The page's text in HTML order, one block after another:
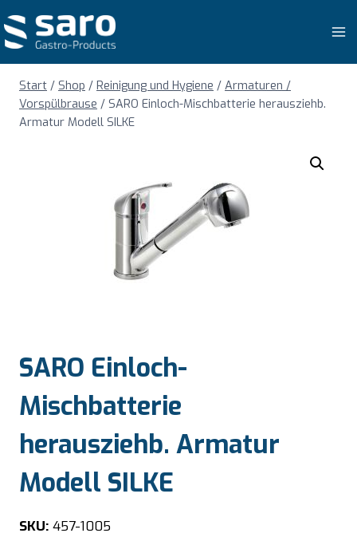
Inhalt
springen
Start / Shop / Reinigung und Hygiene / Armaturen /
Vorspülbrause / SARO Einloch-Mischbatterie herausziehb.
Armatur Modell SILKE
SARO Einloch-
Mischbatterie
herausziehb. Armatur
Modell SILKE
SKU: 457-1005